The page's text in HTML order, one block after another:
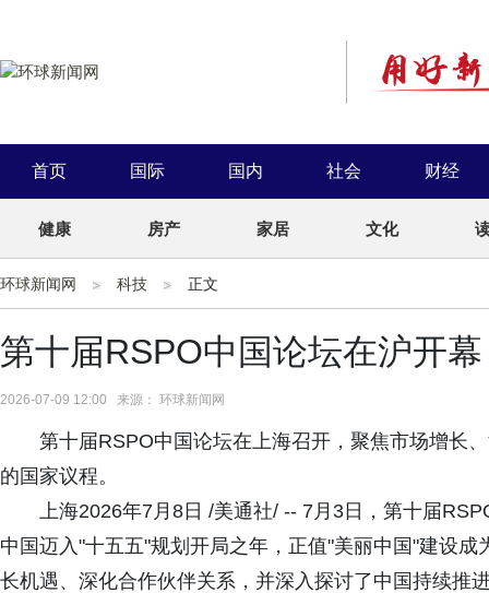
首页 国际 国内 社会 财经
健康 房产 家居 文化
环球新闻网 科技 正文
第十届RSPO中国论坛在沪开
2026-07-09 12:00 来源： 环球新闻网
第十届RSPO中国论坛在上海召开，聚焦市场增长
的国家议程。
上海2026年7月8日 /美通社/ -- 7月3日，第十届
中国迈入"十五五"规划开局之年，正值"美丽中国"建设
长机遇、深化合作伙伴关系，并深入探讨了中国持续推